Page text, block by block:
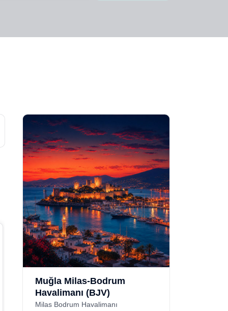
Minivan
Fiat Doblo
veya benzeri
Araç Özellikleri
Muğla Milas-Bodrum
Havalimanı (BJV)
Milas Bodrum Havalimanı